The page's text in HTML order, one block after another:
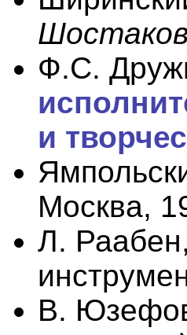
Ф.С.
и
Москва,
Л.
В.